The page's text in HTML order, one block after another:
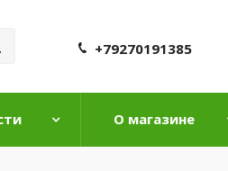
+79270191385
О магазине